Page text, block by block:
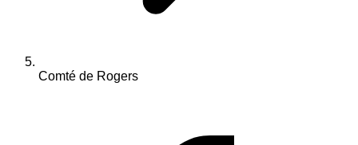
Comté de Rogers